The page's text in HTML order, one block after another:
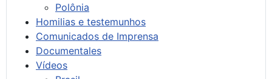
Polônia
Homilias e testemunhos
Comunicados de Imprensa
Documentales
Vídeos